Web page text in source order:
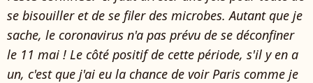
se bisouiller et de se filer des microbes. Autant que je
sache, le coronavirus n'a pas prévu de se déconfiner
le 11 mai ! Le côté positif de cette période, s'il y en a
un, c'est que j'ai eu la chance de voir Paris comme je